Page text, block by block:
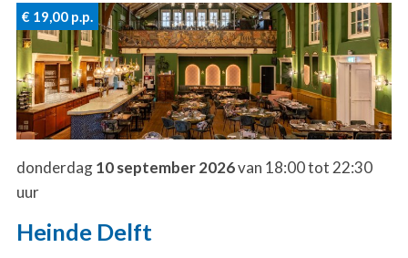
€ 19,00p.p.
donderdag10 september 2026van 18:00 tot 22:30
uur
Heinde Delft